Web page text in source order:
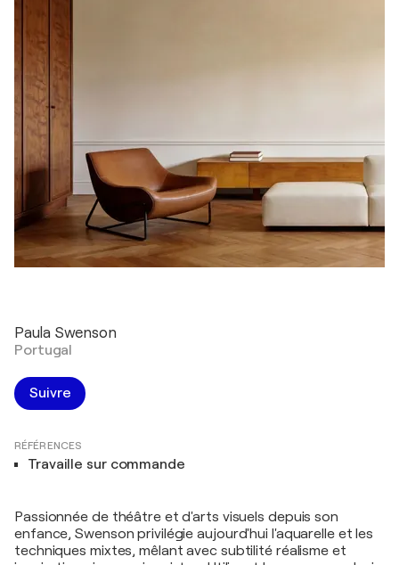
Paula Swenson
Portugal
Suivre
RÉFÉRENCES
Travaille sur commande
Passionnée de théâtre et d'arts visuels depuis son
enfance, Swenson privilégie aujourd'hui l'aquarelle et les
techniques mixtes, mêlant avec subtilité réalisme et